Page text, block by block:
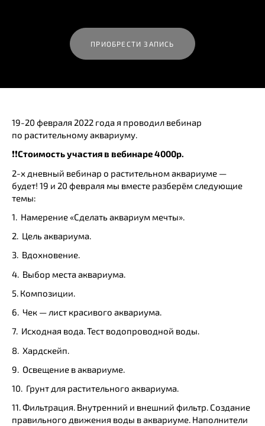
ПРИОБРЕСТИ ЗАПИСЬ
19-20 февраля 2022 года я проводил вебинар
по растительному аквариуму.
❗️❗️Стоимость участия в вебинаре 4000р.
2-х дневный вебинар о растительном аквариуме —
будет! 19 и 20 февраля мы вместе разберём следующие
темы:
1. Намерение «Сделать аквариум мечты».
2. Цель аквариума.
3. Вдохновение.
4. Выбор места аквариума.
5. Композиции.
6. Чек — лист красивого аквариума.
7. Исходная вода. Тест водопроводной воды.
8. Хардскейп.
9. Освещение в аквариуме.
10. Грунт для растительного аквариума.
11. Фильтрация. Внутренний и внешний фильтр. Создание
правильного движения воды в аквариуме. Наполнители